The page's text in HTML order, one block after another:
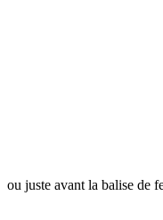
ou juste avant la balise de